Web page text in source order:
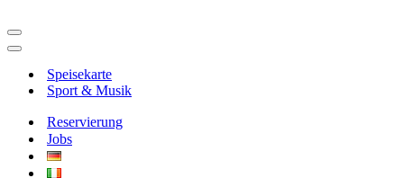
Navigationsmenü
Navigationsmenü
Speisekarte
Sport & Musik
Reservierung
Jobs